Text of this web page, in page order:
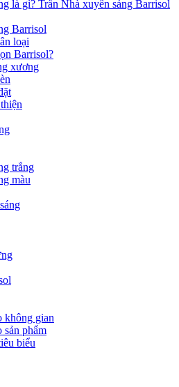
là gì? Trần Nhà xuyên sáng Barrisol
Barrisol
loại
Barrisol?
xương
trắng
màu
không gian
sản phẩm
biểu